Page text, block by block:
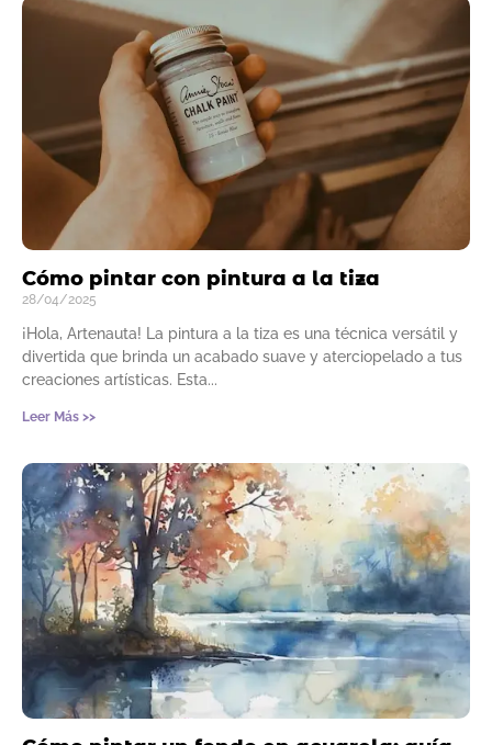
Cómo pintar con pintura a la tiza
28/04/2025
¡Hola, Artenauta! La pintura a la tiza es una técnica versátil y
divertida que brinda un acabado suave y aterciopelado a tus
creaciones artísticas. Esta
Leer Más >>